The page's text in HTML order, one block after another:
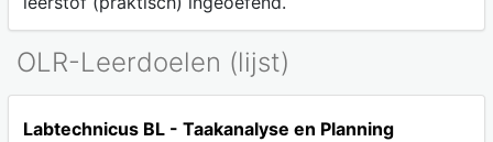
OLR-Leerdoelen (lijst)
Labtechnicus BL - Taakanalyse en Planning